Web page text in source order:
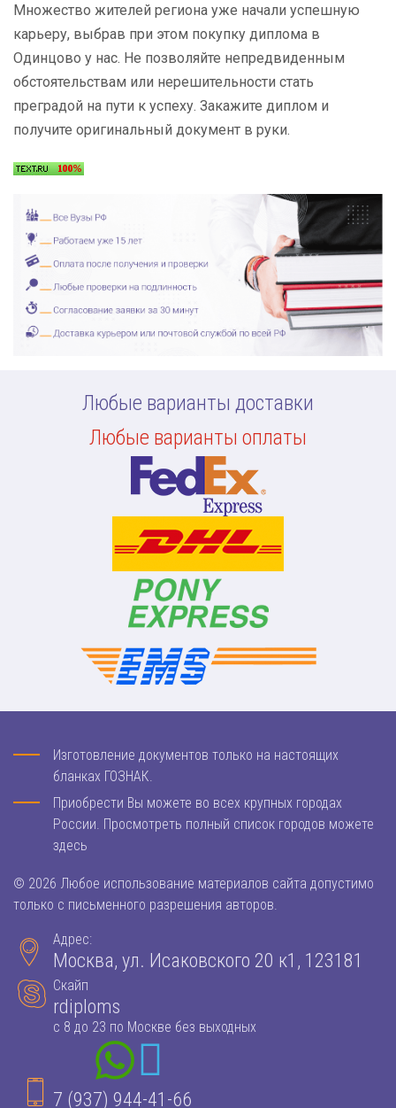
Множество жителей региона уже начали успешную
карьеру, выбрав при этом покупку диплома в
Одинцово у нас. Не позволяйте непредвиденным
обстоятельствам или нерешительности стать
преградой на пути к успеху. Закажите диплом и
получите оригинальный документ в руки.
Любые варианты доставки
Любые варианты оплаты
Изготовление документов только на настоящих
бланках ГОЗНАК.
Приобрести Вы можете во всех крупных городах
России. Просмотреть полный список городов можете
здесь
© 2026 Любое использование материалов сайта допустимо
только с письменного разрешения авторов.
Адрес:
Москва, ул. Исаковского 20 к1, 123181
Скайп
rdiploms
с 8 до 23 по Москве без выходных
7 (937) 944-41-66